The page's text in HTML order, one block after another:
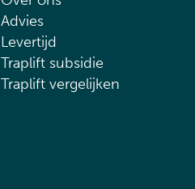
Advies
Levertijd
Traplift subsidie
Traplift vergelijken